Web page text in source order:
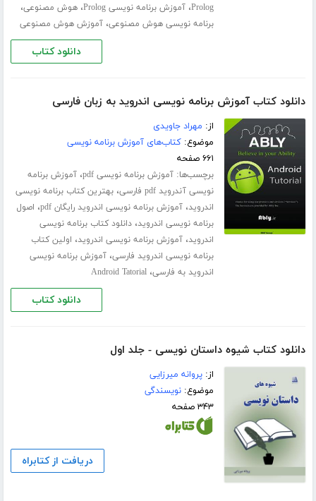
Prolog،آموزش برنامه نویسی Prolog ،هوش مصنوعی،
برنامه نویسی هوش مصنوعی،آموزش هوش مصنوعی
دانلود کتاب
دانلود کتاب آموزش برنامه نویسی اندروید به زبان فارسی
از: مهراد جاویدی
موضوع:کتاب‌های آموزش برنامه نویسی
۶۶۱ صفحه
برچسب‌ها:آموزش برنامه نویسی pdf ،آموزش برنامه
نویسی آندروید pdf فارسی
،بهترین کتاب برنامه نویسی
اندروید،آموزش برنامه نویسی اندروید رایگان pdf ، اصول
برنامه نویسی اندروید،دانلود کتاب برنامه نویسی
اندروید،آموزش برنامه نویسی اندروید، اولین کتاب
برنامه نویسی اندروید فارسی،آموزش برنامه نویسی
اندروید به فارسی،Android Tatorial
دانلود کتاب
دانلود کتاب شیوه داستان نویسی - جلد اول
از:پروانه میرزایی
موضوع:نویسندگی
۳۴۳ صفحه
دریافت از کتابراه